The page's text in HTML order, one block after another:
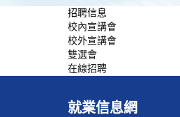
招聘信息
校內宣講會
校外宣講會
雙選會
在線招聘
就業信息網